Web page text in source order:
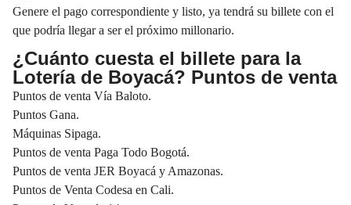
Genere el pago correspondiente y listo, ya tendrá su billete con el
que podría llegar a ser el próximo millonario.
¿Cuánto cuesta el billete para la
Lotería de Boyacá? Puntos de venta
Puntos de venta Vía Baloto.
Puntos Gana.
Máquinas Sipaga.
Puntos de venta Paga Todo Bogotá.
Puntos de venta JER Boyacá y Amazonas.
Puntos de Venta Codesa en Cali.